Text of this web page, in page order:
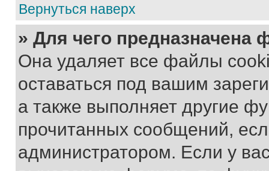
Вернуться наверх
» Для чего предназначена
Она удаляет все файлы
оставаться под вашим
а также выполняет другие
прочитанных сообщений,
администратором. Если у